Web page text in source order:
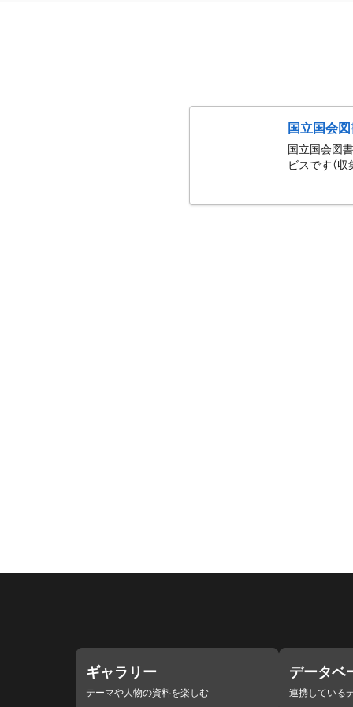
国立国会
国立国会図
ビスです（
ギャラリー
テーマや人物の資料を楽しむ
データベ
連携している